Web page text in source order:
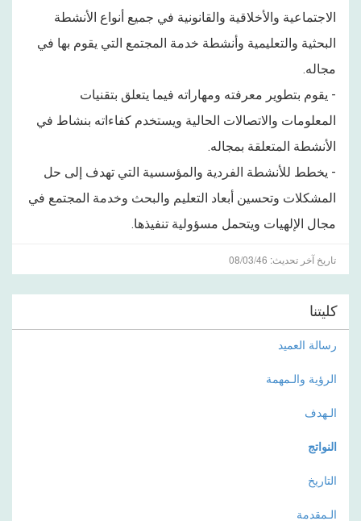
الاجتماعية والأخلاقية والقانونية في جميع أنواع الأنشطة
البحثية والتعليمية وأنشطة خدمة المجتمع التي يقوم بها في
مجاله.
- يقوم بتطوير معرفته ومهاراته فيما يتعلق بتقنيات
المعلومات والاتصالات الحالية ويستخدم كفاءاته بنشاط في
الأنشطة المتعلقة بمجاله.
- يخطط للأنشطة الفردية والمؤسسية التي تهدف إلى حل
المشكلات وتحسين أبعاد التعليم والبحث وخدمة المجتمع في
مجال الإلهيات ويتحمل مسؤولية تنفيذها.
تاريخ آخر تحديث: 08/03/46
كليتنا
رسالة العميد
الرؤية والـمهمة
الـهدف
النواتج
التاريخ
الـمقدمة